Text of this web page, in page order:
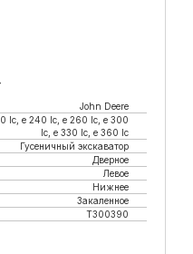
John Deere
lc, е 240 lc, e 260 lc, e 300
lc, e 330 lc, e 360 lc
Гусеничный экскаватор
Дверное
Левое
Нижнее
Закаленное
T300390